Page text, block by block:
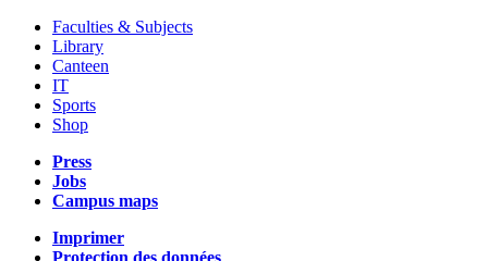
Faculties & Subjects
Library
Canteen
IT
Sports
Shop
Press
Jobs
Campus maps
Imprimer
Protection des données